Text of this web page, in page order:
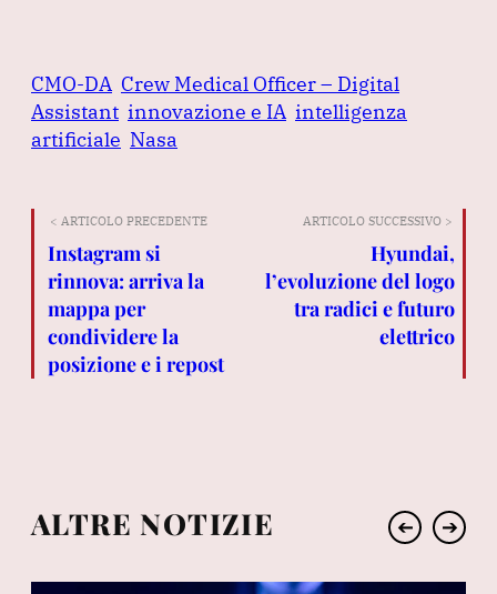
CMO-DA Crew Medical Officer – Digital
Assistant innovazione e IA intelligenza
artificiale Nasa
< ARTICOLO PRECEDENTE
Instagram si
rinnova: arriva la
mappa per
condividere la
posizione e i repost
ARTICOLO SUCCESSIVO >
Hyundai,
l’evoluzione del logo
tra radici e futuro
elettrico
ALTRE NOTIZIE ➔ ➔